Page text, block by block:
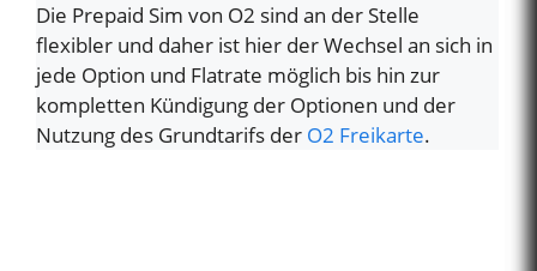
Die Prepaid Sim von O2 sind an der Stelle
flexibler und daher ist hier der Wechsel an sich in
jede Option und Flatrate möglich bis hin zur
kompletten Kündigung der Optionen und der
Nutzung des Grundtarifs der O2 Freikarte.